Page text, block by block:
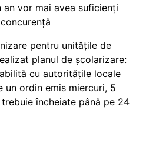
vor mai avea suficienți
pentru unitățile de
planul de școlarizare:
cu autoritățile locale
un ordin emis miercuri, 5
încheiate până pe 24